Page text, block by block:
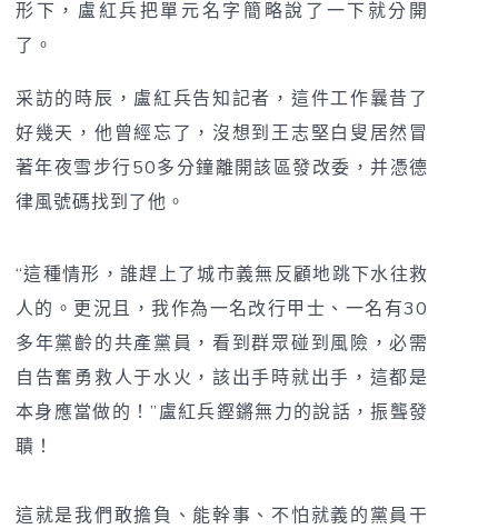
形下，盧紅兵把單元名字簡略說了一下就分開
了。
采訪的時辰，盧紅兵告知記者，這件工作曩昔了
好幾天，他曾經忘了，沒想到王志堅白叟居然冒
著年夜雪步行50多分鐘離開該區發改委，并憑德
律風號碼找到了他。
“這種情形，誰趕上了城市義無反顧地跳下水往救
人的。更況且，我作為一名改行甲士、一名有30
多年黨齡的共產黨員，看到群眾碰到風險，必需
自告奮勇救人于水火，該出手時就出手，這都是
本身應當做的！”盧紅兵鏗鏘無力的說話，振聾發
聵！
這就是我們敢擔負、能幹事、不怕就義的黨員干